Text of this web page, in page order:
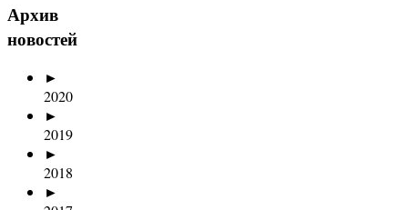
Архив
новостей
►
2020
►
2019
►
2018
►